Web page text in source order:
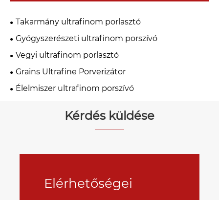
Takarmány ultrafinom porlasztó
Gyógyszerészeti ultrafinom porszívó
Vegyi ultrafinom porlasztó
Grains Ultrafine Porverizátor
Élelmiszer ultrafinom porszívó
Kérdés küldése
Elérhetőségei